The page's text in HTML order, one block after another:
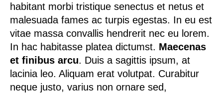
habitant morbi tristique senectus et netus et
malesuada fames ac turpis egestas. In eu est
vitae massa convallis hendrerit nec eu lorem.
In hac habitasse platea dictumst. Maecenas
et finibus arcu. Duis a sagittis ipsum, at
lacinia leo. Aliquam erat volutpat. Curabitur
neque justo, varius non ornare sed,